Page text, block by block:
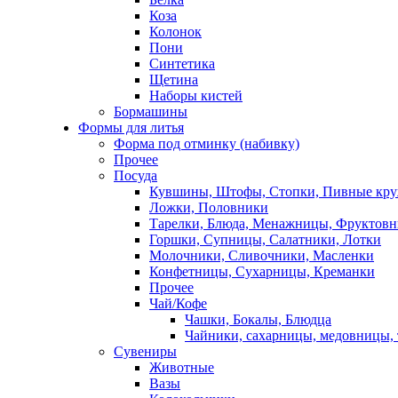
Коза
Колонок
Пони
Синтетика
Щетина
Наборы кистей
Бормашины
Формы для литья
Форма под отминку (набивку)
Прочее
Посуда
Кувшины, Штофы, Стопки, Пивные
Ложки, Половники
Тарелки, Блюда, Менажницы,
Горшки, Супницы, Салатники, Лотки
Молочники, Сливочники, Масленки
Конфетницы, Сухарницы, Креманки
Прочее
Чай/Кофе
Чашки, Бокалы, Блюдца
Чайники, сахарницы, медовницы,
Сувениры
Животные
Вазы